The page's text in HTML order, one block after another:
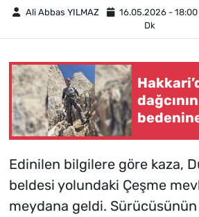
Ali Abbas YILMAZ 16.05.2026 - 18:00
Dk
Edinilen bilgilere göre kaza,
beldesi yolundaki Çeşme
meydana geldi.